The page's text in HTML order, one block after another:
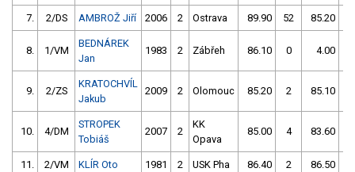
7. 2/DS AMBROŽ Jiří 2006 2 Ostrava 89.90 52 85.20
8. 1/VM
BEDNÁREK
Jan
1983 2 Zábřeh 86.10 0 4.00
9. 2/ZS
KRATOCHVÍL
Jakub
2009 2 Olomouc 85.20 2 85.10
10. 4/DM
STROPEK
Tobiáš
2007 2
KK
Opava
85.00 4 83.60
11. 2/VM KLÍR Oto 1981 2 USK Pha 86.40 2 86.50